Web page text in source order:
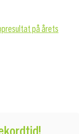
på årets